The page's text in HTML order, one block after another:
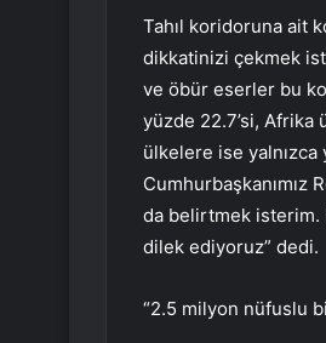
Tahıl koridoruna ait
dikkatinizi çekmek
ve öbür eserler bu
yüzde 22.7’si, Afrika
ülkelere ise yalnızca
Cumhurbaşkanımız
da belirtmek isterim.
dilek ediyoruz” dedi.
“2.5 milyon nüfuslu